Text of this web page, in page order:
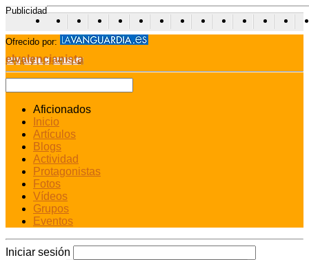
Publicidad
Ofrecido por:
elvalencianista
Aficionados
Inicio
Artículos
Blogs
Actividad
Protagonistas
Fotos
Vídeos
Grupos
Eventos
Iniciar sesión